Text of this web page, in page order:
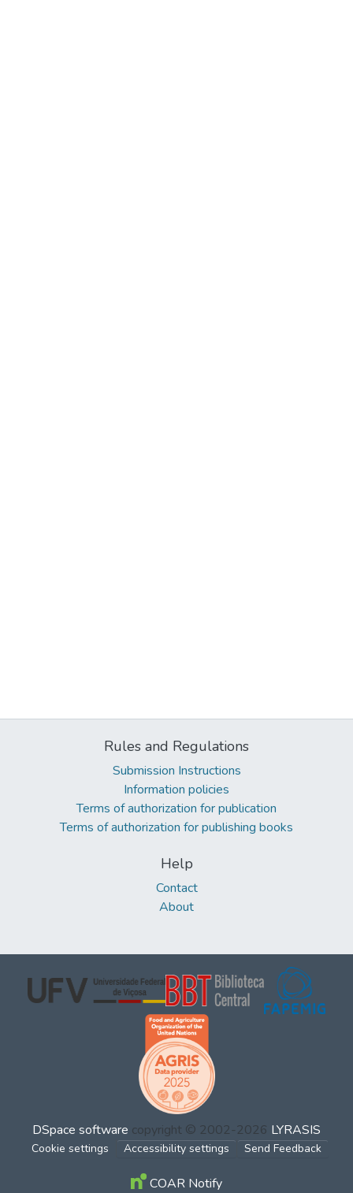
Rules and Regulations
Submission Instructions
Information policies
Terms of authorization for publication
Terms of authorization for publishing books
Help
Contact
About
DSpace software copyright © 2002-2026 LYRASIS
Cookie settings Accessibility settings Send Feedback
COAR Notify